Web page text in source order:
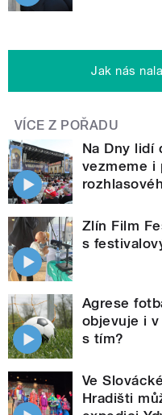
Jak nás
VÍCE Z POŘADU
Na Dny lidí
vezmeme i
Zlín Film
s
Agrese
objevuje i
s tím?
Ve
Hradišti